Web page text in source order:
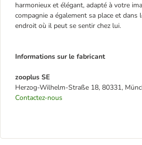
harmonieux et élégant, adapté à votre
compagnie a également sa place et
endroit où il peut se sentir chez lui.
Informations sur le fabricant
zooplus SE
Herzog-Wilhelm-Straße 18, 80331,
Contactez-nous